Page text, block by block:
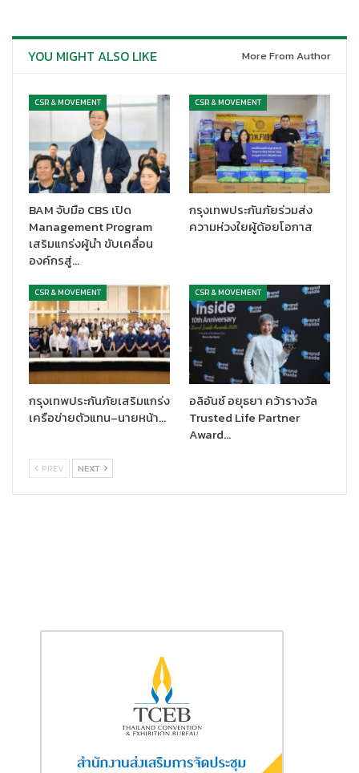
นายจีรพันธ์ อัศวะธนกุล บริษัท ประกันภัยไทยวิวัฒน์ จำกัด (มหาชน)
นายทะเบียน และประธานคณะกรรมการกฎหมายและกฎระเบียบ
นายพิรัตน์ วงศ์สายสุวรรณ บริษัท ไอแคร์ ประกันภัย จำกัด (มหาชน)
ประธานคณะกรรมการประกันภัยทรัพย์สิน
นายฮากีม เบ็ญราฮีม บริษัท เจนเนอราลี่ ประกันภัย (ไทยแลนด์) จำกัด
(มหาชน)
ประธานคณะกรรมการประกันภัยทางทะเลและโลจิสติกส์
จำกัด (มหาชน)
ประธานคณะกรรมการประกันภัยยานยนต์
นายเสรี กวินรัชตโรจน์ บริษัท คุ้มภัยโตเกียวมารีนประกันภัย
(ประเทศไทย) จำกัด (มหาชน)
ประธานคณะกรรมการประกันภัยเบ็ดเตล็ด
ประธานคณะกรรมการประกันภัยอุบัติเหตุและสุขภาพ
คณะกรรมการบริหาร
นายปัญญ์ รอดลอยทุกข์ บริษัท กรุงเทพประกันภัย จำกัด (มหาชน)
นางสาวสุชาวดี แสงอนงค์ บริษัท กรุงไทยพานิชประกันภัย จำกัด
นางสาวนิตยา พิริยะธรรมวงศ์ บริษัท ชับบ์สามัคคีประกันภัย จำกัด
YOU MIGHT ALSO LIKE More From Author
CSR & MOVEMENT
BAM จับมือ CBS เปิด
Management Program
เสริมแกร่งผู้นำ ขับเคลื่อน
องค์กรสู่…
CSR & MOVEMENT
กรุงเทพประกันภัยร่วมส่ง
ความห่วงใยผู้ด้อยโอกาส
CSR & MOVEMENT
กรุงเทพประกันภัยเสริมแกร่ง
เครือข่ายตัวแทน–นายหน้า…
CSR & MOVEMENT
อลิอันซ์ อยุธยา คว้ารางวัล
Trusted Life Partner
Award…
PREV NEXT